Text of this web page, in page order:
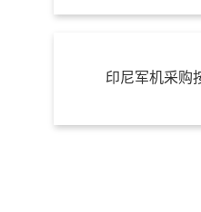
印尼军机采购